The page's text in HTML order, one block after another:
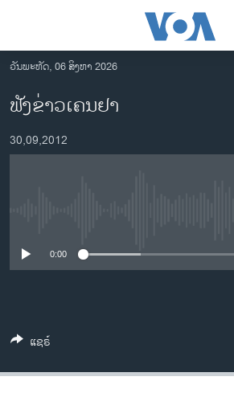
ເຂົ້າ
ຫາ
ຂ້າມ
ຂ້າມ
ຂ້າມ
ລາວ
ອາເມຣິກາ
ເອເຊຍ
ຊຸມຊົນຊາວລາວ
ວິທະຍາສາດ-ເທັກໂນໂລຈີ
ວັນພະຫັດ, 06 ສິງຫາ 2026
ຟັງຂ່າວເຄນຢາ
30,09,2012
0:00
ແຊຣ໌